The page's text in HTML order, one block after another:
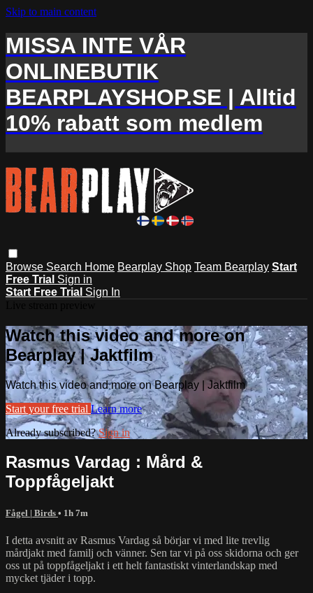
Skip to main content
MISSA INTE VÅR
ONLINEBUTIK
BEARPLAYSHOP.SE | Alltid
10% rabatt som medlem
Browse Search Home Bearplay Shop Team Bearplay Start
Free Trial Sign in
Start Free Trial Sign In
Watch this video and more on
Bearplay | Jaktfilm
Watch this video and more on Bearplay | Jaktfilm
Start your free trial Learn more
Already subscribed?Sign in
Rasmus Vardag : Mård &
Toppfågeljakt
Fågel | Birds • 1h 7m
I detta avsnitt av Rasmus Vardag så börjar vi med lite trevlig
mårdjakt med familj och vänner. Sen tar vi på oss skidorna och ger
oss ut på toppfågeljakt i ett helt fantastiskt vinterlandskap med
mycket tjäder i topp.